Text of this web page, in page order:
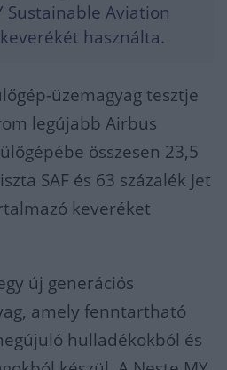
Sustainable Aviation
használta.
üzemagyag tesztje
legújabb Airbus
összesen 23,5
SAF és 63 százalék Jet
keveréket
új generációs
amely fenntartható
hulladékokból és